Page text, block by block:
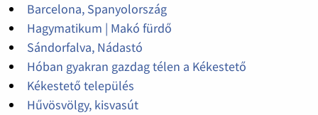
Barcelona, Spanyolország
Hagymatikum | Makó fürdő
Sándorfalva, Nádastó
Hóban gyakran gazdag télen a Kékestető
Kékestető település
Hűvösvölgy, kisvasút